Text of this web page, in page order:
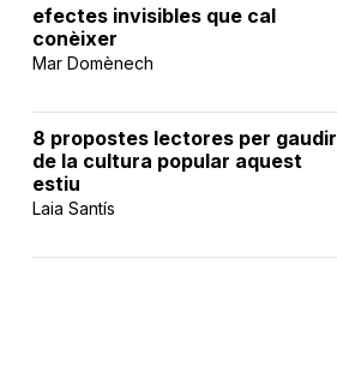
efectes invisibles que cal
conèixer
Mar Domènech
8 propostes lectores per gaudir
de la cultura popular aquest
estiu
Laia Santís